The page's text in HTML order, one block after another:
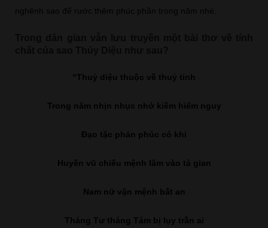
nghênh sao để rước thêm phúc phần trong năm nhé.
“Thuỷ diệu thuộc về thuỷ tinh
Trong năm nhịn nhục nhớ kiềm hiểm nguy
Đạo tặc phản phúc có khi
Huyền vũ chiếu mệnh lâm vào tà gian
Nam nữ vận mệnh bất an
Tháng Tư tháng Tám bị lụy trần ai